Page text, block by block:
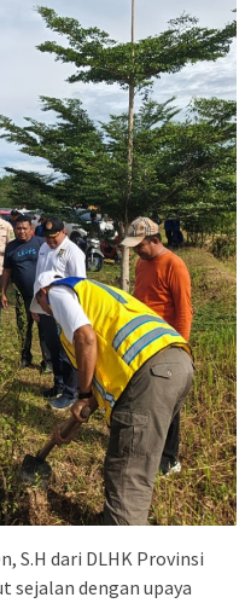
S.H dari DLHK Provinsi
sejalan dengan upaya